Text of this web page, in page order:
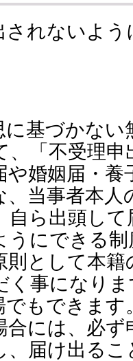
れないよう
基づかない
、「不受理
婚姻届・養
、当事者本
自ら出頭し
うにできる
として本籍
く事になり
でもできま
合には、必
、届け出る